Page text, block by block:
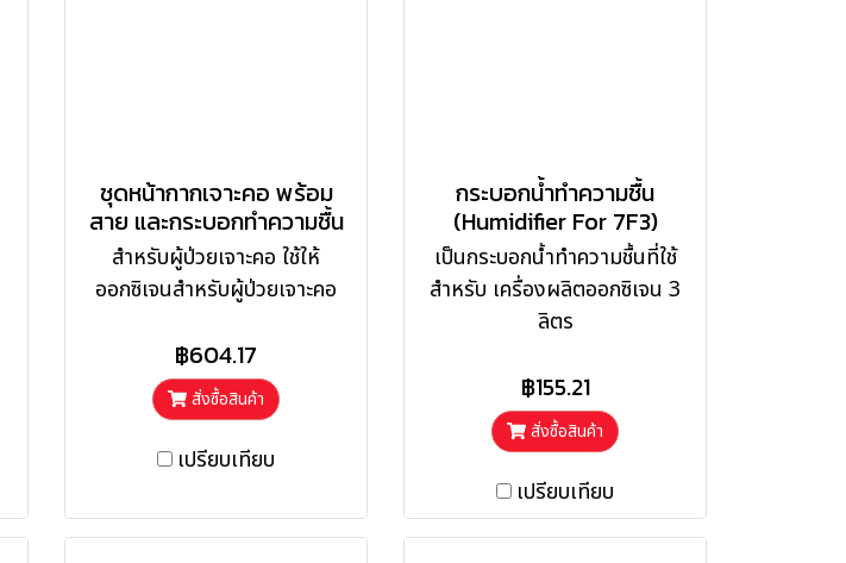
ชุดหน้ากากเจาะคอ พร้อม
สาย และกระบอกทำความชื้น
สำหรับผู้ป่วยเจาะคอ ใช้ให้
ออกซิเจนสำหรับผู้ป่วยเจาะคอ
฿604.17
สั่งซื้อสินค้า
เปรียบเทียบ
กระบอกน้ำทำความชื้น
(Humidifier For 7F3)
เป็นกระบอกน้ำทำความชื้นที่ใช้
สำหรับ เครื่องผลิตออกซิเจน 3
ลิตร
฿155.21
สั่งซื้อสินค้า
เปรียบเทียบ